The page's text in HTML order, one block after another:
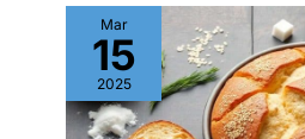
Mar
15
2025